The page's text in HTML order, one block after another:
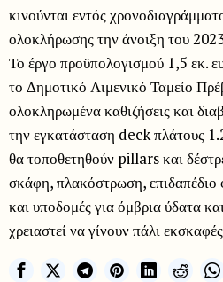
κινούνται εντός
ολοκλήρωσης την άνοιξη του
Το έργο προϋπολογισμού 1,5 εκ.
το Δημοτικό Λιμενικό Ταμείο
ολοκληρωμένα καθιζήσεις και
την εγκατάσταση deck πλάτους
θα τοποθετηθούν pillars και
σκάφη, πλακόστρωση,
και υποδομές για όμβρια ύδατα
χρειαστεί να γίνουν πάλι